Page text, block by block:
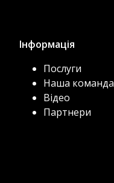
Інформація
Послуги
Наша команда
Відео
Партнери